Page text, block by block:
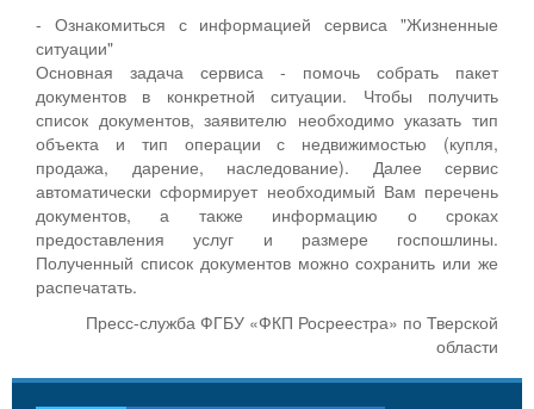
- Ознакомиться с информацией сервиса "Жизненные
ситуации"
Основная задача сервиса - помочь собрать пакет
документов в конкретной ситуации. Чтобы получить
список документов, заявителю необходимо указать тип
объекта и тип операции с недвижимостью (купля,
продажа, дарение, наследование). Далее сервис
автоматически сформирует необходимый Вам перечень
документов, а также информацию о сроках
предоставления услуг и размере госпошлины.
Полученный список документов можно сохранить или же
распечатать.
Пресс-служба ФГБУ «ФКП Росреестра» по Тверской
области